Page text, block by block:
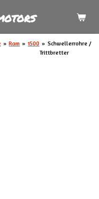
» Ram » 1500 » Schwellerrohre /
Trittbretter